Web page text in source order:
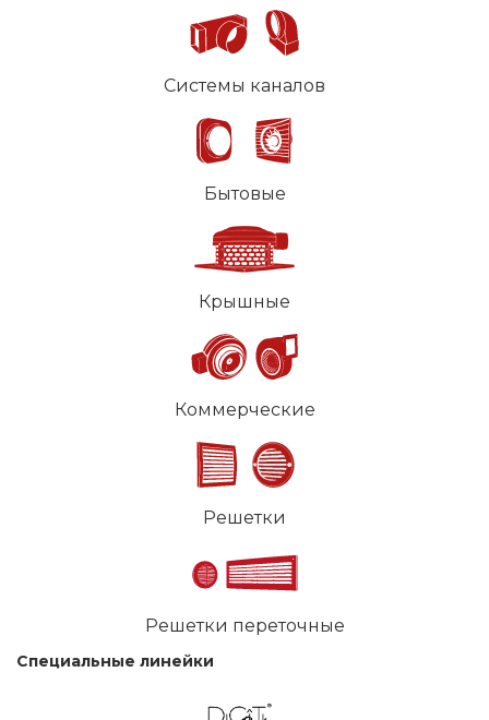
Системы каналов
Бытовые
Крышные
Коммерческие
Решетки
Решетки переточные
Специальные линейки